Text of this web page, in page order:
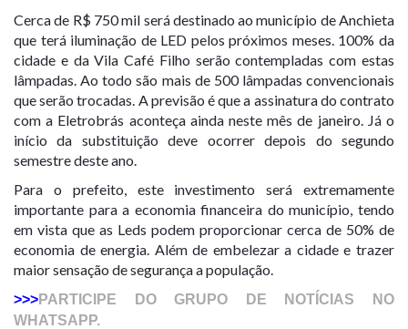
Cerca de R$ 750 mil será destinado ao município de Anchieta
que terá iluminação de LED pelos próximos meses. 100% da
cidade e da Vila Café Filho serão contempladas com estas
lâmpadas. Ao todo são mais de 500 lâmpadas convencionais
que serão trocadas. A previsão é que a assinatura do contrato
com a Eletrobrás aconteça ainda neste mês de janeiro. Já o
início da substituição deve ocorrer depois do segundo
semestre deste ano.
Para o prefeito, este investimento será extremamente
importante para a economia financeira do município, tendo
em vista que as Leds podem proporcionar cerca de 50% de
economia de energia. Além de embelezar a cidade e trazer
maior sensação de segurança a população.
>>>PARTICIPE DO GRUPO DE NOTÍCIAS NO
WHATSAPP.